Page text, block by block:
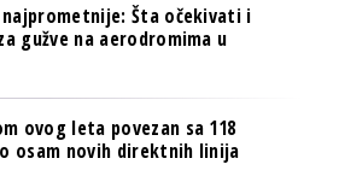
Šta očekivati i
gužve na aerodromima u
ovog leta povezan sa 118
osam novih direktnih linija